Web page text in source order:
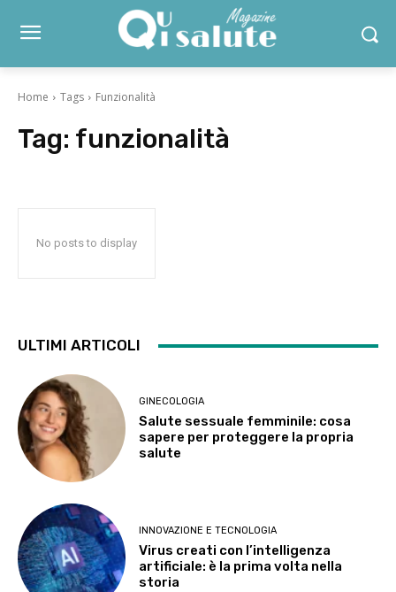
Home Tags Funzionalità
Tag: funzionalità
No posts to display
ULTIMI ARTICOLI
GINECOLOGIA
Salute sessuale femminile: cosa
sapere per proteggere la propria
salute
INNOVAZIONE E TECNOLOGIA
Virus creati con l’intelligenza
artificiale: è la prima volta nella
storia